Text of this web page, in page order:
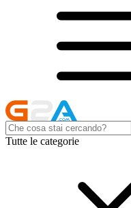
Tutte le categorie